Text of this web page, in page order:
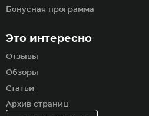
Бонусная программа
Это интересно
Отзывы
Обзоры
Статьи
Архив страниц